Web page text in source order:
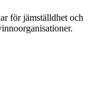
för jämställdhet och